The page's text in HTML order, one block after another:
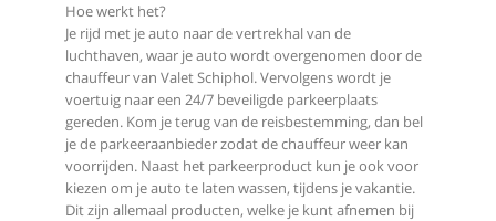
Hoe werkt het?
Je rijd met je auto naar de vertrekhal van de
luchthaven, waar je auto wordt overgenomen door de
chauffeur van Valet Schiphol. Vervolgens wordt je
voertuig naar een 24/7 beveiligde parkeerplaats
gereden. Kom je terug van de reisbestemming, dan bel
je de parkeeraanbieder zodat de chauffeur weer kan
voorrijden. Naast het parkeerproduct kun je ook voor
kiezen om je auto te laten wassen, tijdens je vakantie.
Dit zijn allemaal producten, welke je kunt afnemen bij